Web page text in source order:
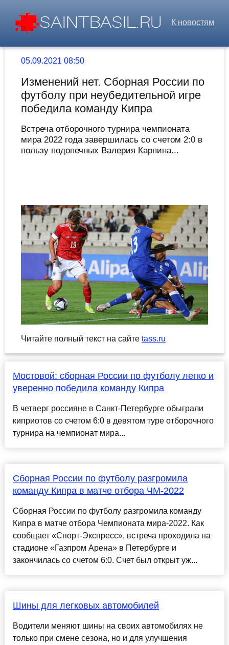
К новостям
05.09.2021 08:50
Изменений нет. Сборная России по
футболу при неубедительной игре
победила команду Кипра
Встреча отборочного турнира чемпионата
мира 2022 года завершилась со счетом 2:0 в
пользу подопечных Валерия Карпина...
Читайте полный текст на сайте tass.ru
Мостовой: сборная России по футболу легко и
уверенно победила команду Кипра
В четверг россияне в Санкт-Петербурге обыграли
киприотов со счетом 6:0 в девятом туре отборочного
турнира на чемпионат мира...
Сборная России по футболу разгромила
команду Кипра в матче отбора ЧМ-2022
Сборная России по футболу разгромила команду
Кипра в матче отбора Чемпионата мира-2022. Как
сообщает «Спорт-Экспресс», встреча проходила на
стадионе «Газпром Арена» в Петербурге и
закончилась со счетом 6:0. Счет был открыт уж...
Шины для легковых автомобилей
Водители меняют шины на своих автомобилях не
только при смене сезона, но и для улучшения